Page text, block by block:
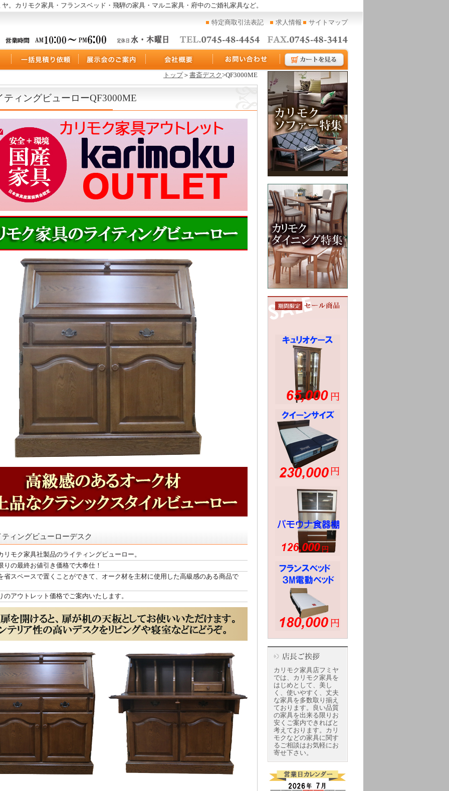
。カリモク家具・フランスベッド・飛騨の家具・マルニ家具・府中のご婚礼家具など。
特定商取引法表記 求人情報 サイトマップ
トップ ＞ 書斎デスク>QF3000ME
ティングビューローQF3000ME
ティングビューローデスク
リモク家具社製品のライティングビューロー。
りの最終お値引き価格で大奉仕！
省スペースで置くことができて、オーク材を主材に使用した高級感のある商品で
のアウトレット価格でご案内いたします。
カリモク家具店フミヤ
では、カリモク家具を
はじめとして、美し
く、使いやすく、丈夫
な家具を多数取り揃え
ております。良い品質
の家具を出来る限りお
安くご案内できればと
考えております。カリ
モクなどの家具に関す
るご相談はお気軽にお
寄せ下さい。